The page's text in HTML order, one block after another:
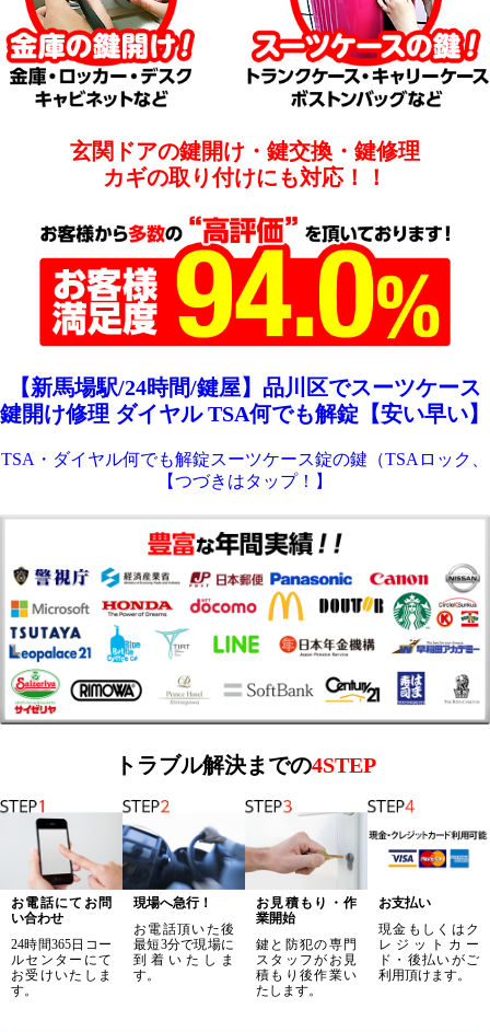
玄関ドアの鍵開け・鍵交換・鍵修理
カギの取り付けにも対応！！
【新馬場駅/24時間/鍵屋】品川区でスーツケース
鍵開け修理 ダイヤル TSA何でも解錠【安い早い】
TSA・ダイヤル何でも解錠スーツケース錠の鍵（TSAロック、
【つづきはタップ！】
トラブル解決までの4STEP
お電話にてお問
い合わせ
24時間365日コー
ルセンターにて
お受けいたしま
す。
現場へ急行！
お電話頂いた後
最短3分で現場に
到着いたしま
す。
お見積もり・作
業開始
鍵と防犯の専門
スタッフがお見
積もり後作業い
たします。
お支払い
現金もしくはク
レジットカー
ド・後払いがご
利用頂けます。